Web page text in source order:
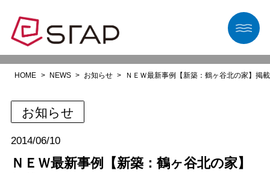
HOME NEWS お知らせ ＮＥＷ最新事例【新築：鶴ヶ谷北の家】掲
お知らせ
2014/06/10
ＮＥＷ最新事例【新築：鶴ヶ谷北の家】